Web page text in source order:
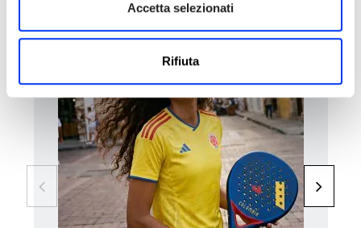
Accetta selezionati
Rifiuta